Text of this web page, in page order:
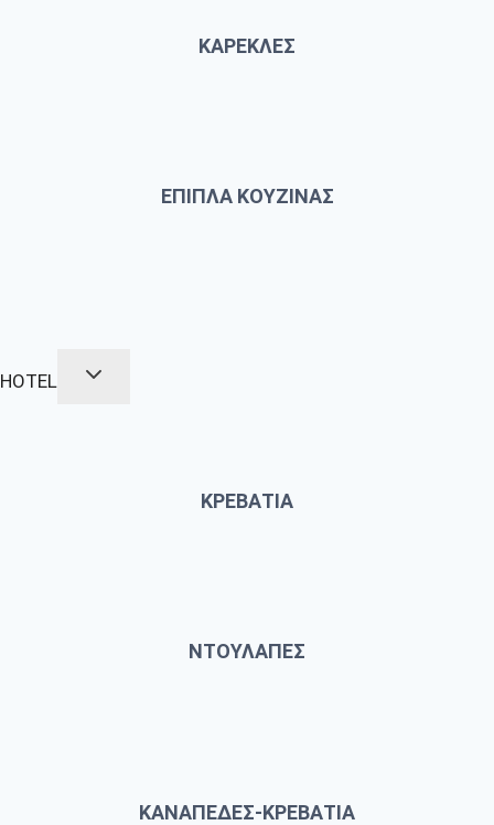
ΚΑΡΕΚΛΕΣ
ΕΠΙΠΛΑ ΚΟΥΖΙΝΑΣ
HOTEL
ΚΡΕΒΑΤΙΑ
ΝΤΟΥΛΑΠΕΣ
ΚΑΝΑΠΕΔΕΣ-ΚΡΕΒΑΤΙΑ